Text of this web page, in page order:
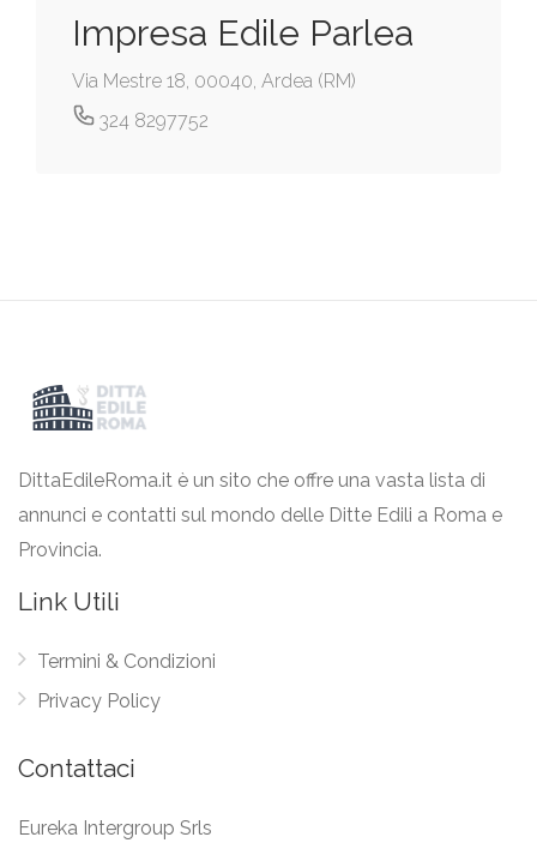
Impresa Edile Parlea
Via Mestre 18, 00040, Ardea (RM)
324 8297752
DittaEdileRoma.it è un sito che offre una vasta lista di
annunci e contatti sul mondo delle Ditte Edili a Roma e
Provincia.
Link Utili
Termini & Condizioni
Privacy Policy
Contattaci
Eureka Intergroup Srls